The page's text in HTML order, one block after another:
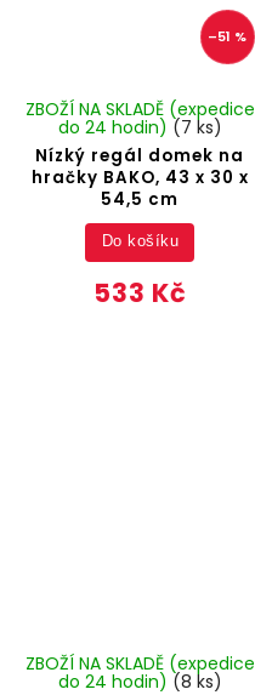
–51 %
Nízký regál domek na
hračky BAKO, 43 x 30 x
54,5 cm
ZBOŽÍ NA SKLADĚ (expedice
do 24 hodin) (7 ks)
533 Kč
Do košíku
ZBOŽÍ NA SKLADĚ (expedice
do 24 hodin) (8 ks)